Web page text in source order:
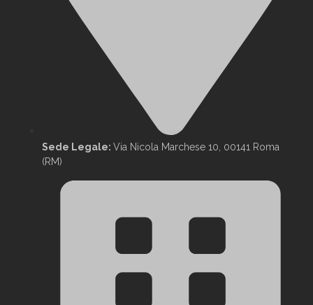
Sede Legale: Via Nicola Marchese 10, 00141 Roma
(RM)